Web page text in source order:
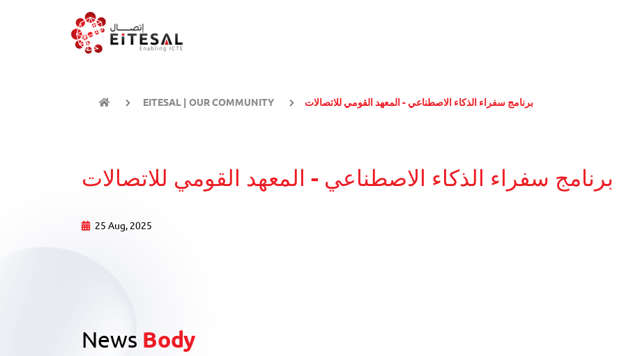
EITESAL | OUR COMMUNITY برنامج سفراء الذكاء الاصطناعي - المعهد القومي للاتصالات
برنامج سفراء الذكاء الاصطناعي - المعهد القومي للاتصالات
25 Aug, 2025
News Body